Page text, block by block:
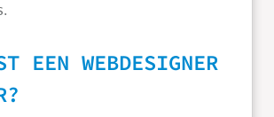
EEN WEBDESIGNER